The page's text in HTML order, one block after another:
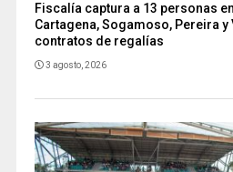
Fiscalía captura a 13 personas
Cartagena, Sogamoso, Pereira
contratos de regalías
3 agosto, 2026